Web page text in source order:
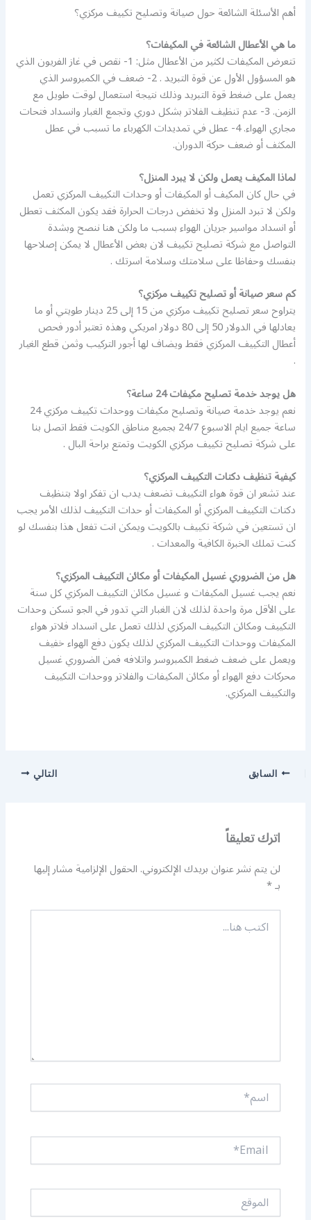
أهم الأسئلة الشائعة حول صيانة وتصليح تكييف مركزي؟
ما هي الأعطال الشائعة في المكيفات؟
تتعرض المكيفات لكثير من الأعطال مثل: 1- نقص في غاز الفريون الذي
هو المسؤول الأول عن قوة التبريد . 2- ضعف في الكمبروسر الذي
يعمل على ضغط قوة التبريد وذلك نتيجة استعمال لوقت طويل مع
الزمن. 3- عدم تنظيف الفلاتر بشكل دوري وتجمع الغبار وانسداد فتحات
مجاري الهواء. 4- عطل في تمديدات الكهرباء ما تسبب في عطل
المكثف أو ضعف حركة الدوران.
لماذا المكيف يعمل ولكن لا يبرد المنزل؟
في حال كان المكيف أو المكيفات أو وحدات التكييف المركزي تعمل
ولكن لا تبرد المنزل ولا تخفض درجات الحرارة فقد يكون المكثف تعطل
أو انسداد مواسير جريان الهواء بسبب ما ولكن هنا ننصح وبشدة
التواصل مع شركة تصليح تكييف لان بعض الأعطال لا يمكن إصلاحها
بنفسك وحفاظا على سلامتك وسلامة اسرتك .
كم سعر صيانة أو تصليح تكييف مركزي؟
يتراوح سعر تصليح تكييف مركزي من 15 إلى 25 دينار طويتي أو ما
يعادلها في الدولار 50 إلى 80 دولار امريكي وهذه تعتبر أدور فحص
أعطال التكييف المركزي فقط ويضاف لها أجور التركيب وثمن قطع الغيار
.
هل يوجد خدمة تصليح مكيفات 24 ساعة؟
نعم يوجد خدمة صيانة وتصليح مكيفات ووحدات تكييف مركزي 24
ساعة جميع ايام الاسبوع 24/7 بجميع مناطق الكويت فقط اتصل بنا
على شركة تصليح تكييف مركزي الكويت وتمتع براحة البال .
كيفية تنظيف دكتات التكييف المركزي؟
عند تشعر ان قوة هواء التكييف تضعف يدب ان تفكر اولا بتنظيف
دكتات التكييف المركزي أو المكيفات أو حدات التكييف لذلك الأمر يجب
ان تستعين في شركة تكييف بالكويت ويمكن انت تفعل هذا بنفسك لو
كنت تملك الخبرة الكافية والمعدات .
هل من الضروري غسيل المكيفات أو مكائن التكييف المركزي؟
نعم يجب غسيل المكيفات و غسيل مكائن التكييف المركزي كل سنة
على الأقل مرة واحدة لذلك لان الغبار التي تدور في الجو تسكن وحدات
التكييف ومكائن التكييف المركزي لذلك تعمل على انسداد فلاتر هواء
المكيفات ووحدات التكييف المركزي لذلك يكون دفع الهواء خفيف
ويعمل على ضعف ضغط الكمبروسر واتلافه فمن الضروري غسيل
محركات دفع الهواء أو مكائن المكيفات والفلاتر ووحدات التكييف
والتكييف المركزي.
السابق التالي
اترك تعليقاً
لن يتم نشر عنوان بريدك الإلكتروني.الحقول الإلزامية مشار إليها
بـ*
اكتب
هنا...
اسم*
Email*
الموقع